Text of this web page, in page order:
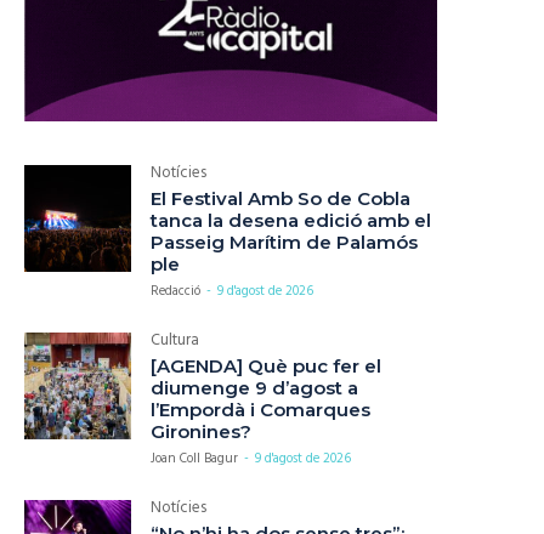
Notícies
El Festival Amb So de Cobla
tanca la desena edició amb el
Passeig Marítim de Palamós
ple
Redacció - 9 d'agost de 2026
Cultura
[AGENDA] Què puc fer el
diumenge 9 d’agost a
l’Empordà i Comarques
Gironines?
Joan Coll Bagur - 9 d'agost de 2026
Notícies